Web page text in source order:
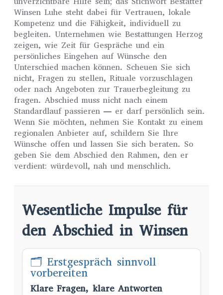
Winsen Luhe steht dabei für Vertrauen, lokale
Kompetenz und die Fähigkeit, individuell zu
begleiten. Unternehmen wie Bestattungen Herzog
zeigen, wie Zeit für Gespräche und ein
persönliches Eingehen auf Wünsche den
Unterschied machen können. Scheuen Sie sich
nicht, Fragen zu stellen, Rituale vorzuschlagen
oder nach Angeboten zur Trauerbegleitung zu
fragen. Abschied muss nicht nach einem
Standardlauf passieren — er darf persönlich sein.
Wenn Sie möchten, nehmen Sie Kontakt zu einem
regionalen Anbieter auf, schildern Sie Ihre
Wünsche offen und lassen Sie sich beraten. So
geben Sie dem Abschied den Rahmen, den er
verdient: würdevoll, nah und menschlich.
Wesentliche Impulse für
den Abschied in Winsen
🗂 Erstgespräch sinnvoll
vorbereiten
Klare Fragen, klare Antworten